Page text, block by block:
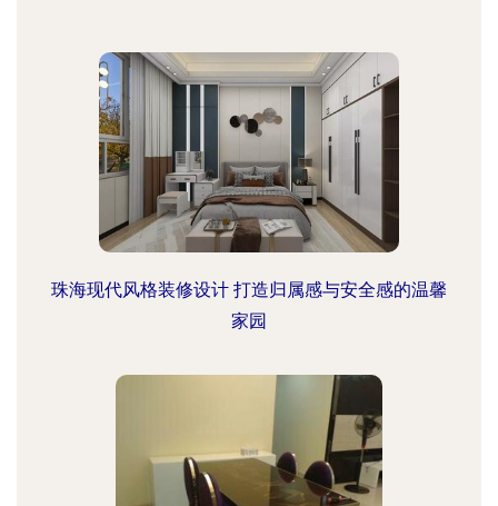
珠海现代风格装修设计 打造归属感与安全感的温馨
家园